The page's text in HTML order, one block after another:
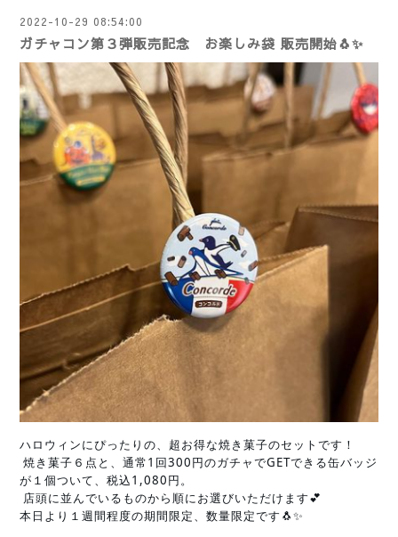
2022-10-29 08:54:00
ガチャコン第３弾販売記念 お楽しみ袋 販売開始🐧✨
ハロウィンにぴったりの、超お得な焼き菓子のセットです！
が１個ついて、税込1,080円。
店頭に並んでいるものから順にお選びいただけます💕
本日より１週間程度の期間限定、数量限定です🐧✨